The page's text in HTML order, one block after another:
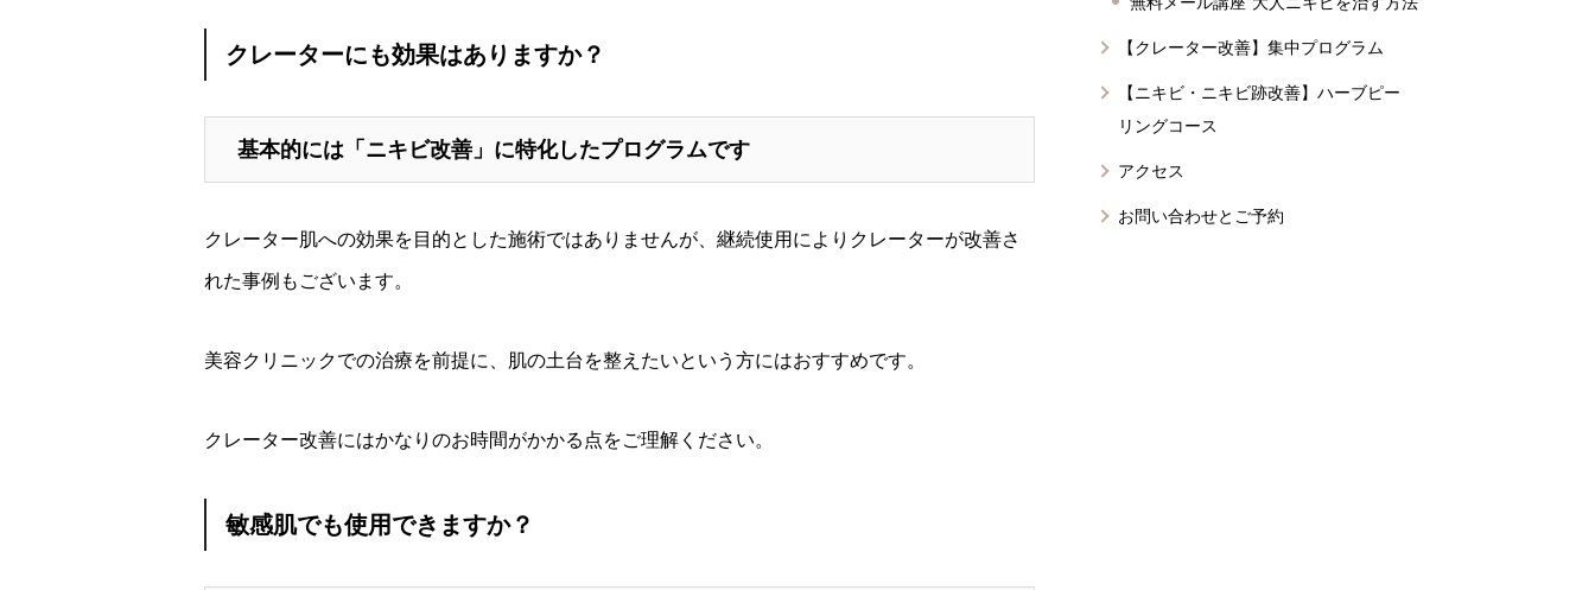
クレーターにも効果はありますか？
基本的には「ニキビ改善」に特化したプログラムです
クレーター肌への効果を目的とした施術ではありませんが、継続使用によりクレーターが改善さ
れた事例もございます。
美容クリニックでの治療を前提に、肌の土台を整えたいという方にはおすすめです。
クレーター改善にはかなりのお時間がかかる点をご理解ください。
敏感肌でも使用できますか？
【クレーター改善】集中プログラム
【ニキビ・ニキビ跡改善】ハーブピー
リングコース
アクセス
お問い合わせとご予約